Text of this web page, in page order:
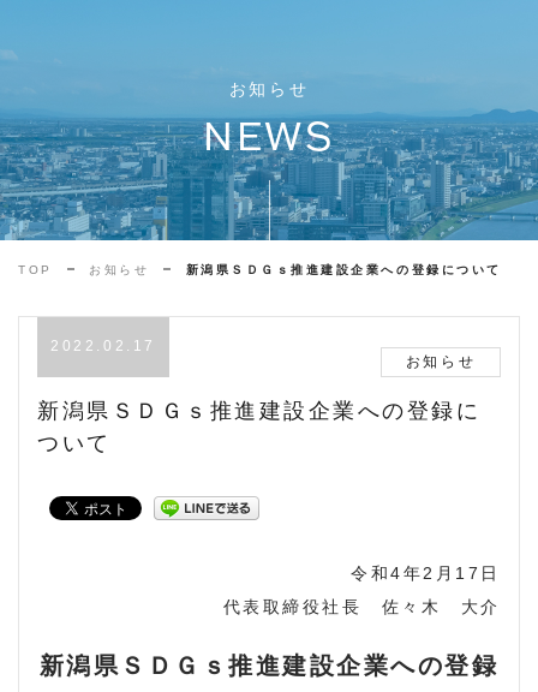
お知らせ
NEWS
TOP お知らせ 新潟県ＳＤＧｓ推進建設企業への登録について
2022.02.17
お知らせ
新潟県ＳＤＧｓ推進建設企業への登録に
ついて
令和4年2月17日
代表取締役社長 佐々木 大介
新潟県ＳＤＧｓ推進建設企業への登録